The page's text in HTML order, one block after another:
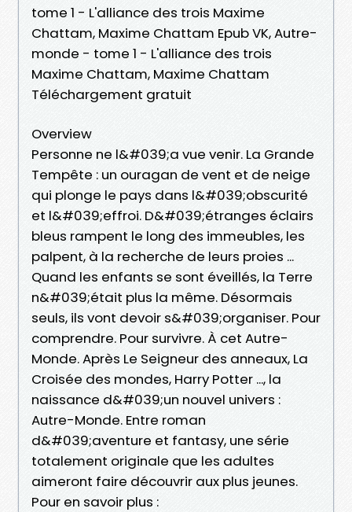
tome 1 - L'alliance des trois Maxime
Chattam, Maxime Chattam Epub VK, Autre-
monde - tome 1 - L'alliance des trois
Maxime Chattam, Maxime Chattam
Téléchargement gratuit
Overview
Personne ne l&#039;a vue venir. La Grande
Tempête : un ouragan de vent et de neige
qui plonge le pays dans l&#039;obscurité
et l&#039;effroi. D&#039;étranges éclairs
bleus rampent le long des immeubles, les
palpent, à la recherche de leurs proies ...
Quand les enfants se sont éveillés, la Terre
n&#039;était plus la même. Désormais
seuls, ils vont devoir s&#039;organiser. Pour
comprendre. Pour survivre. À cet Autre-
Monde. Après Le Seigneur des anneaux, La
Croisée des mondes, Harry Potter ..., la
naissance d&#039;un nouvel univers :
Autre-Monde. Entre roman
d&#039;aventure et fantasy, une série
totalement originale que les adultes
aimeront faire découvrir aux plus jeunes.
Pour en savoir plus :